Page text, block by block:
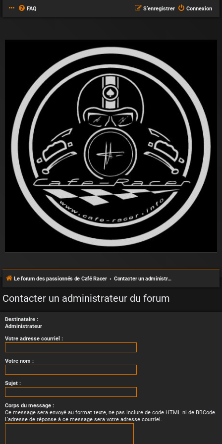
FAQ Connexion
S’enregistrer
Le forum des passionnés de Café Racer Contacter un administrateur du forum
Contacter un administrateur du forum
Destinataire :
Administrateur
Votre adresse courriel :
Votre nom :
Sujet :
Corps du message :
Ce message sera envoyé au format texte, ne pas inclure de code HTML ni de BBCode.
L’adresse de réponse à ce message sera votre adresse courriel.